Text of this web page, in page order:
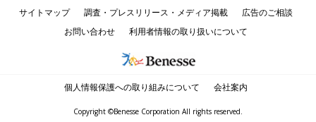
サイトマップ
調査・プレスリリース・メディア掲載
広告のご相談
お問い合わせ
利用者情報の取り扱いについて
個人情報保護への取り組みについて 会社案内
Copyright ©Benesse Corporation All rights reserved.